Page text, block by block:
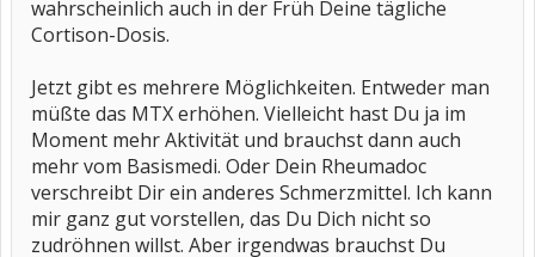
wahrscheinlich auch in der Früh Deine tägliche
Cortison-Dosis.
Jetzt gibt es mehrere Möglichkeiten. Entweder man
müßte das MTX erhöhen. Vielleicht hast Du ja im
Moment mehr Aktivität und brauchst dann auch
mehr vom Basismedi. Oder Dein Rheumadoc
verschreibt Dir ein anderes Schmerzmittel. Ich kann
mir ganz gut vorstellen, das Du Dich nicht so
zudröhnen willst. Aber irgendwas brauchst Du